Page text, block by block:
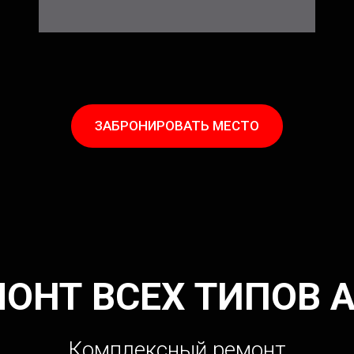
ЗАБРОНИРОВАТЬ МЕСТО
ВСЕХ ТИПОВ